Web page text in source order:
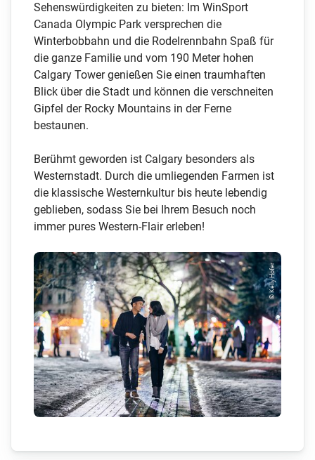
Sehenswürdigkeiten zu bieten: Im WinSport
Canada Olympic Park versprechen die
Winterbobbahn und die Rodelrennbahn Spaß für
die ganze Familie und vom 190 Meter hohen
Calgary Tower genießen Sie einen traumhaften
Blick über die Stadt und können die verschneiten
Gipfel der Rocky Mountains in der Ferne
bestaunen.
Berühmt geworden ist Calgary besonders als
Westernstadt. Durch die umliegenden Farmen ist
die klassische Westernkultur bis heute lebendig
geblieben, sodass Sie bei Ihrem Besuch noch
immer pures Western-Flair erleben!
© Kelly Hofer